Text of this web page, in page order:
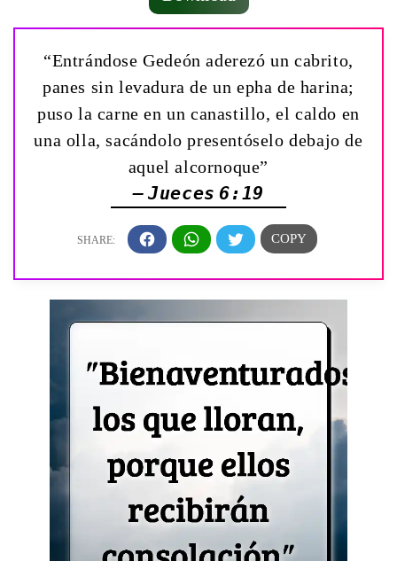
“Entrándose Gedeón aderezó un cabrito,
panes sin levadura de un epha de harina;
puso la carne en un canastillo, el caldo en
una olla, sacándolo presentóselo debajo de
aquel alcornoque”
— Jueces 6:19